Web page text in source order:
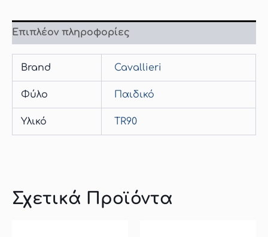
Επιπλέον πληροφορίες
Brand Cavallieri
Φύλο Παιδικό
Υλικό TR90
Σχετικά Προϊόντα